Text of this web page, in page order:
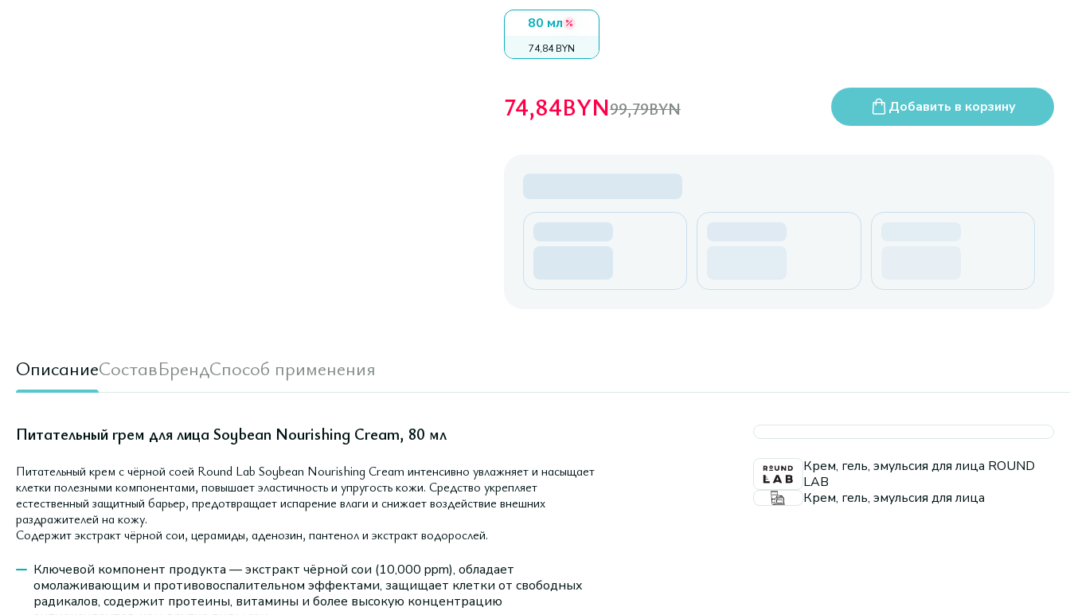
80 мл
74,84 BYN
74,84BYN99,79BYN Добавить в корзину
ОписаниеСоставБрендСпособ применения
Питательный rрем для лица Soybean Nourishing Cream, 80 мл
Питательный крем с чёрной соей Round Lab Soybean Nourishing Cream интенсивно увлажняет и насыщает
клетки полезными компонентами, повышает эластичность и упругость кожи. Средство укрепляет
естественный защитный барьер, предотвращает испарение влаги и снижает воздействие внешних
раздражителей на кожу.
Содержит экстракт чёрной сои, церамиды, аденозин, пантенол и экстракт водорослей.
Ключевой компонент продукта — экстракт чёрной сои (10,000 ppm), обладает
омолаживающим и противовоспалительном эффектами, защищает клетки от свободных
радикалов, содержит протеины, витамины и более высокую концентрацию
Крем, гель, эмульсия для лица ROUND
LAB
Крем, гель, эмульсия для лица